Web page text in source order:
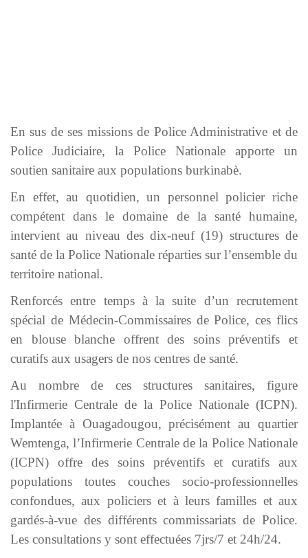
En sus de ses missions de Police Administrative et de
Police Judiciaire, la Police Nationale apporte un
soutien sanitaire aux populations burkinabè.
En effet, au quotidien, un personnel policier riche
compétent dans le domaine de la santé humaine,
intervient au niveau des dix-neuf (19) structures de
santé de la Police Nationale réparties sur l’ensemble du
territoire national.
Renforcés entre temps à la suite d’un recrutement
spécial de Médecin-Commissaires de Police, ces flics
en blouse blanche offrent des soins préventifs et
curatifs aux usagers de nos centres de santé.
Au nombre de ces structures sanitaires, figure
l'Infirmerie Centrale de la Police Nationale (ICPN).
Implantée à Ouagadougou, précisément au quartier
Wemtenga, l’Infirmerie Centrale de la Police Nationale
(ICPN) offre des soins préventifs et curatifs aux
populations toutes couches socio-professionnelles
confondues, aux policiers et à leurs familles et aux
gardés-à-vue des différents commissariats de Police.
Les consultations y sont effectuées 7jrs/7 et 24h/24.